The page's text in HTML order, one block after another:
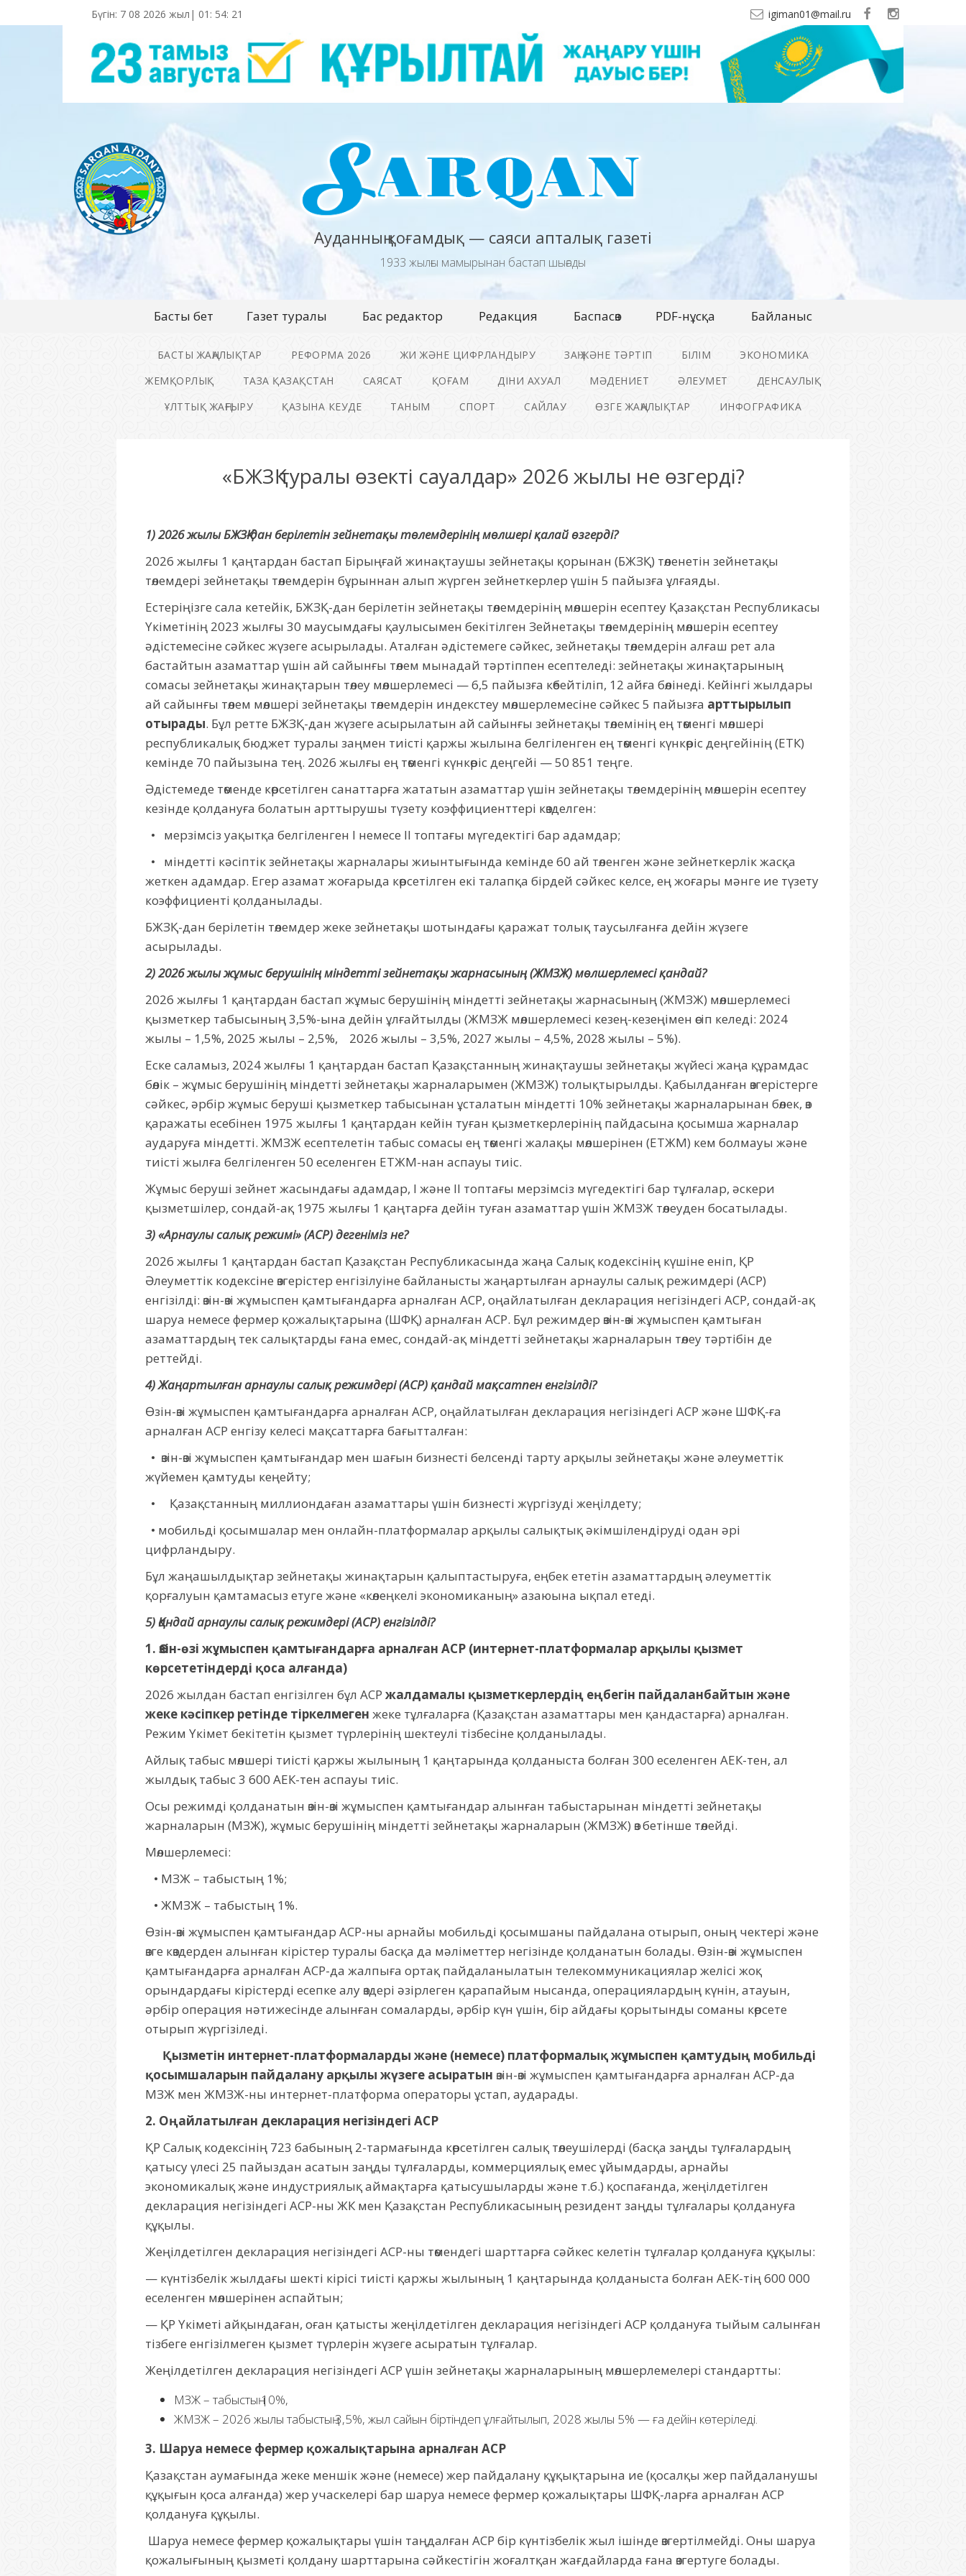
Бүгін: 7 08 2026 жыл| 01 : 54: 23 igiman01@mail.ru
Ауданның қоғамдық — саяси апталық газеті
1933 жылғы мамырынан бастап шығады
Басты бет Газет туралы Бас редактор Редакция Баспасөз PDF-нұсқа Байланыс
БАСТЫ ЖАҢАЛЫҚТАР РЕФОРМА 2026 ЖИ ЖӘНЕ ЦИФРЛАНДЫРУ ЗАҢ ЖӘНЕ ТӘРТІП БІЛІМ
ЭКОНОМИКА
ЖЕМҚОРЛЫҚ
ТАЗА ҚАЗАҚСТАН САЯСАТ ҚОҒАМ ДІНИ АХУАЛ МӘДЕНИЕТ ӘЛЕУМЕТ
ДЕНСАУЛЫҚ
ҰЛТТЫҚ ЖАҢҒЫРУ
ҚАЗЫНА КЕУДЕ ТАНЫМ СПОРТ САЙЛАУ ӨЗГЕ ЖАҢАЛЫҚТАР ИНФОГРАФИКА
«БЖЗҚ туралы өзекті сауалдар» 2026 жылы не өзгерді?
1) 2026 жылыБЖЗҚ-дан берілетінзейнетақы төлемдерінің мөлшері қалай өзгерді?
2026 жылғы 1 қаңтардан бастап Бірыңғай жинақтаушы зейнетақы қорынан (БЖЗҚ) төленетін зейнетақы
төлемдері зейнетақы төлемдерін бұрыннан алып жүрген зейнеткерлер үшін 5 пайызға ұлғаяды.
Естеріңізге сала кетейік, БЖЗҚ-дан берілетін зейнетақы төлемдерінің мөлшерін есептеу Қазақстан Республикасы
Үкіметінің 2023 жылғы 30 маусымдағы қаулысымен бекітілген Зейнетақы төлемдерінің мөлшерін есептеу
әдістемесіне сәйкес жүзеге асырылады. Аталған әдістемеге сәйкес, зейнетақы төлемдерін алғаш рет ала
бастайтын азаматтар үшін ай сайынғы төлем мынадай тәртіппен есептеледі: зейнетақы жинақтарының
сомасы зейнетақы жинақтарын төлеу мөлшерлемесі — 6,5 пайызға көбейтіліп, 12 айға бөлінеді. Кейінгі жылдары
ай сайынғы төлем мөлшері зейнетақы төлемдерін индекстеу мөлшерлемесіне сәйкес 5 пайызға арттырылып
отырады. Бұл ретте БЖЗҚ-дан жүзеге асырылатын ай сайынғы зейнетақы төлемінің ең төменгі мөлшері
республикалық бюджет туралы заңмен тиісті қаржы жылына белгіленген ең төменгі күнкөріс деңгейінің (ЕТК)
кемінде 70 пайызына тең. 2026 жылғы ең төменгі күнкөріс деңгейі — 50 851 теңге.
Әдістемеде төменде көрсетілген санаттарға жататын азаматтар үшін зейнетақы төлемдерінің мөлшерін есептеу
кезінде қолдануға болатын арттырушы түзету коэффициенттері көзделген:
• мерзімсіз уақытқа белгіленген I немесе II топтағы мүгедектігі бар адамдар;
• міндетті кәсіптік зейнетақы жарналары жиынтығында кемінде 60 ай төленген және зейнеткерлік жасқа
жеткен адамдар. Егер азамат жоғарыда көрсетілген екі талапқа бірдей сәйкес келсе, ең жоғары мәнге ие түзету
коэффициенті қолданылады.
БЖЗҚ-дан берілетін төлемдер жеке зейнетақы шотындағы қаражат толық таусылғанға дейін жүзеге
асырылады.
2) 2026 жылы жұмыс берушінің міндетті зейнетақы жарнасының (ЖМЗЖ) мөлшерлемесі қандай?
2026 жылғы 1 қаңтардан бастап жұмыс берушінің міндетті зейнетақы жарнасының (ЖМЗЖ) мөлшерлемесі
қызметкер табысының 3,5%-ына дейін ұлғайтылды (ЖМЗЖ мөлшерлемесі кезең-кезеңімен өсіп келеді: 2024
жылы – 1,5%, 2025 жылы – 2,5%, 2026 жылы – 3,5%, 2027 жылы – 4,5%, 2028 жылы – 5%).
Еске саламыз, 2024 жылғы 1 қаңтардан бастап Қазақстанның жинақтаушы зейнетақы жүйесі жаңа құрамдас
бөлік – жұмыс берушінің міндетті зейнетақы жарналарымен (ЖМЗЖ) толықтырылды. Қабылданған өзгерістерге
сәйкес, әрбір жұмыс беруші қызметкер табысынан ұсталатын міндетті 10% зейнетақы жарналарынан бөлек, өз
қаражаты есебінен 1975 жылғы 1 қаңтардан кейін туған қызметкерлерінің пайдасына қосымша жарналар
аударуға міндетті. ЖМЗЖ есептелетін табыс сомасы ең төменгі жалақы мөлшерінен (ЕТЖМ) кем болмауы және
тиісті жылға белгіленген 50 еселенген ЕТЖМ-нан аспауы тиіс.
Жұмыс беруші зейнет жасындағы адамдар, I және II топтағы мерзімсіз мүгедектігі бар тұлғалар, әскери
қызметшілер, сондай-ақ 1975 жылғы 1 қаңтарға дейін туған азаматтар үшін ЖМЗЖ төлеуден босатылады.
3) «Арнаулы салық режимі» (АСР) дегеніміз не?
2026 жылғы 1 қаңтардан бастап Қазақстан Республикасында жаңа Салық кодексінің күшіне еніп, ҚР
Әлеуметтік кодексіне өзгерістер енгізілуіне байланысты жаңартылған арнаулы салық режимдері (АСР)
енгізілді: өзін-өзі жұмыспен қамтығандарға арналған АСР, оңайлатылған декларация негізіндегі АСР, сондай-ақ
шаруа немесе фермер қожалықтарына (ШФҚ) арналған АСР. Бұл режимдер өзін-өзі жұмыспен қамтыған
азаматтардың тек салықтарды ғана емес, сондай-ақ міндетті зейнетақы жарналарын төлеу тәртібін де
реттейді.
4) Жаңартылған арнаулы салық режимдері (АСР) қандай мақсатпен енгізілді?
Өзін-өзі жұмыспен қамтығандарға арналған АСР, оңайлатылған декларация негізіндегі АСР және ШФҚ-ға
арналған АСР енгізу келесі мақсаттарға бағытталған:
• өзін-өзі жұмыспен қамтығандар мен шағын бизнесті белсенді тарту арқылы зейнетақы және әлеуметтік
жүйемен қамтуды кеңейту;
• Қазақстанның миллиондаған азаматтары үшін бизнесті жүргізуді жеңілдету;
• мобильді қосымшалар мен онлайн-платформалар арқылы салықтық әкімшілендіруді одан әрі
цифрландыру.
Бұл жаңашылдықтар зейнетақы жинақтарын қалыптастыруға, еңбек ететін азаматтардың әлеуметтік
қорғалуын қамтамасыз етуге және «көлеңкелі экономиканың» азаюына ықпал етеді.
5) Қандай арнаулы салық режимдері (АСР) енгізілді?
1. Өзін-өзі жұмыспен қамтығандарға арналған АСР (интернет-платформалар арқылы қызмет
көрсететіндерді қоса алғанда)
2026 жылдан бастап енгізілген бұл АСР жалдамалы қызметкерлердің еңбегін пайдаланбайтын және
жеке кәсіпкер ретінде тіркелмеген жеке тұлғаларға (Қазақстан азаматтары мен қандастарға) арналған.
Режим Үкімет бекітетін қызмет түрлерінің шектеулі тізбесіне қолданылады.
Айлық табыс мөлшері тиісті қаржы жылының 1 қаңтарында қолданыста болған 300 еселенген АЕК-тен, ал
жылдық табыс 3 600 АЕК-тен аспауы тиіс.
Осы режимді қолданатын өзін-өзі жұмыспен қамтығандар алынған табыстарынан міндетті зейнетақы
жарналарын (МЗЖ), жұмыс берушінің міндетті зейнетақы жарналарын (ЖМЗЖ) өз бетінше төлейді.
Мөлшерлемесі:
• МЗЖ – табыстың 1%;
• ЖМЗЖ – табыстың 1%.
Өзін-өзі жұмыспен қамтығандар АСР-ны арнайы мобильді қосымшаны пайдалана отырып, оның чектері және
өзге көздерден алынған кірістер туралы басқа да мәліметтер негізінде қолданатын болады. Өзін-өзі жұмыспен
қамтығандарға арналған АСР-да жалпыға ортақ пайдаланылатын телекоммуникациялар желісі жоқ
орындардағы кірістерді есепке алу өздері әзірлеген қарапайым нысанда, операциялардың күнін, атауын,
әрбір операция нәтижесінде алынған сомаларды, әрбір күн үшін, бір айдағы қорытынды соманы көрсете
отырып жүргізіледі.
Қызметін интернет-платформаларды және (немесе) платформалық жұмыспен қамтудың мобильді
қосымшаларын пайдалану арқылы жүзеге асыратын өзін-өзі жұмыспен қамтығандарға арналған АСР-да
МЗЖ мен ЖМЗЖ-ны интернет-платформа операторы ұстап, аударады.
2. Оңайлатылған декларация негізіндегі АСР
ҚР Салық кодексінің 723 бабының 2-тармағында көрсетілген салық төлеушілерді (басқа заңды тұлғалардың
қатысу үлесі 25 пайыздан асатын заңды тұлғаларды, коммерциялық емес ұйымдарды, арнайы
экономикалық және индустриялық аймақтарға қатысушыларды және т.б.) қоспағанда, жеңілдетілген
декларация негізіндегі АСР-ны ЖК мен Қазақстан Республикасының резидент заңды тұлғалары қолдануға
құқылы.
Жеңілдетілген декларация негізіндегі АСР-ны төмендегі шарттарға сәйкес келетін тұлғалар қолдануға құқылы:
— күнтізбелік жылдағы шекті кірісі тиісті қаржы жылының 1 қаңтарында қолданыста болған АЕК-тің 600 000
еселенген мөлшерінен аспайтын;
— ҚР Үкіметі айқындаған, оған қатысты жеңілдетілген декларация негізіндегі АСР қолдануға тыйым салынған
тізбеге енгізілмеген қызмет түрлерін жүзеге асыратын тұлғалар.
Жеңілдетілген декларация негізіндегі АСР үшін зейнетақы жарналарының мөлшерлемелері стандартты:
МЗЖ – табыстың 10%,
ЖМЗЖ – 2026 жылы табыстың 3,5%, жыл сайын біртіндеп ұлғайтылып, 2028 жылы 5% — ға дейін көтеріледі.
3. Шаруа немесе фермер қожалықтарына арналған АСР
Қазақстан аумағында жеке меншік және (немесе) жер пайдалану құқықтарына ие (қосалқы жер пайдаланушы
құқығын қоса алғанда) жер учаскелері бар шаруа немесе фермер қожалықтары ШФҚ-ларға арналған АСР
қолдануға құқылы.
Шаруа немесе фермер қожалықтары үшін таңдалған АСР бір күнтізбелік жыл ішінде өзгертілмейді. Оны шаруа
қожалығының қызметі қолдану шарттарына сәйкестігін жоғалтқан жағдайларда ғана өзгертуге болады.